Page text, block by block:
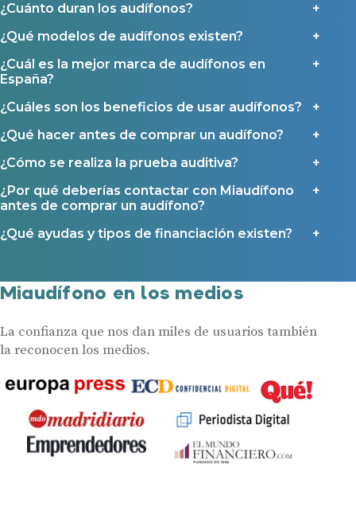
¿Cuánto duran los audífonos?
¿Qué modelos de audífonos existen?
¿Cuál es la mejor marca de audífonos en
España?
¿Cuáles son los beneficios de usar audífonos?
¿Qué hacer antes de comprar un audífono?
¿Cómo se realiza la prueba auditiva?
¿Por qué deberías contactar con Miaudífono
antes de comprar un audífono?
¿Qué ayudas y tipos de financiación existen?
Miaudífono en los medios
La confianza que nos dan miles de usuarios también
la reconocen los medios.
Ayudas y subvenciones
Ayuda Miaudífono hasta 200€*
Ayudas y subvenciones en La Rioja
Ayudas y subvenciones en Asturias
Contacto